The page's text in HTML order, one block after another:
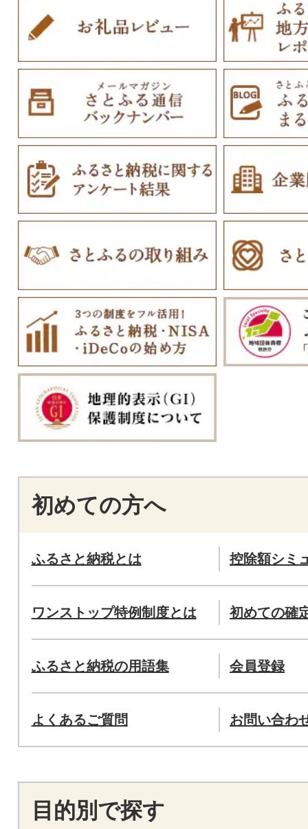
初めての方へ
ふるさと納税とは 控除額シミ
ワンストップ特例制度とは 初めての確
ふるさと納税の用語集 会員登録
よくあるご質問 お問い合わ
目的別で探す